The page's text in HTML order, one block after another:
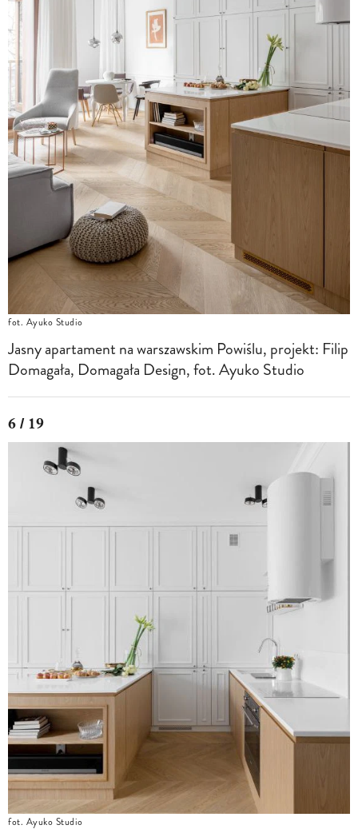
fot. Ayuko Studio
Jasny apartament na warszawskim Powiślu, projekt: Filip
Domagała, Domagała Design, fot. Ayuko Studio
6 / 19
fot. Ayuko Studio